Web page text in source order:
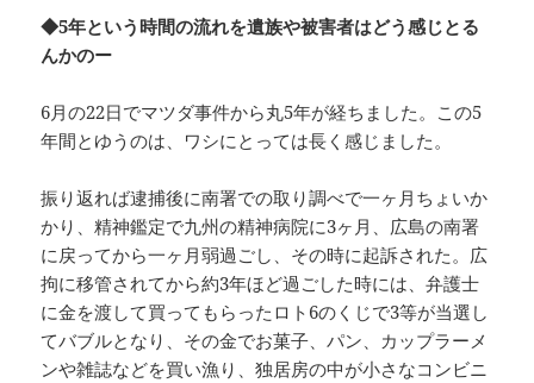
◆5年という時間の流れを遺族や被害者はどう感じとる
んかのー
6月の22日でマツダ事件から丸5年が経ちました。この5
年間とゆうのは、ワシにとっては長く感じました。
振り返れば逮捕後に南署での取り調べで一ヶ月ちょいか
かり、精神鑑定で九州の精神病院に3ヶ月、広島の南署
に戻ってから一ヶ月弱過ごし、その時に起訴された。広
拘に移管されてから約3年ほど過ごした時には、弁護士
に金を渡して買ってもらったロト6のくじで3等が当選し
てバブルとなり、その金でお菓子、パン、カップラーメ
ンや雑誌などを買い漁り、独居房の中が小さなコンビニ